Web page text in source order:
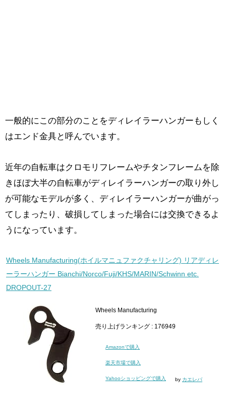
一般的にこの部分のことをディレイラーハンガーもしく
はエンド金具と呼んでいます。
近年の自転車はクロモリフレームやチタンフレームを除
きほぼ大半の自転車がディレイラーハンガーの取り外し
が可能なモデルが多く、ディレイラーハンガーが曲がっ
てしまったり、破損してしまった場合には交換できるよ
うになっています。
Wheels Manufacturing(ホイルマニュファクチャリング) リアディレ
ーラーハンガー Bianchi/Norco/Fuji/KHS/MARIN/Schwinn etc.
DROPOUT-27
Wheels Manufacturing
売り上げランキング : 176949
Amazonで購入
楽天市場で購入
Yahooショッピングで購入 by カエレバ